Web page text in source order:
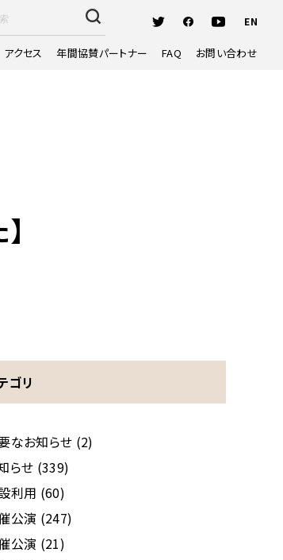
EN
アクセス 年間協賛パートナー FAQ お問い合わせ
ゴリ
なお知らせ (2)
らせ (339)
利用 (60)
公演 (247)
公演 (21)